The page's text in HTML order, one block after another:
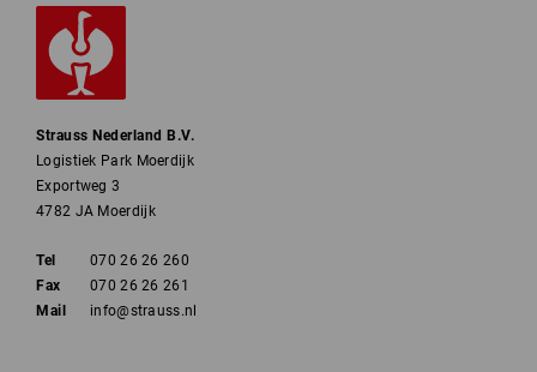
Strauss Nederland B.V.
Logistiek Park Moerdijk
Exportweg 3
4782 JA Moerdijk
Tel
070 26 26 260
Fax
070 26 26 261
Mail
info@strauss.nl